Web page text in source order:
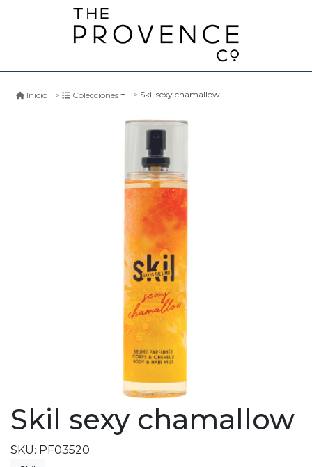
Inicio Colecciones Skil sexy chamallow
Skil sexy chamallow
SKU: PF03520